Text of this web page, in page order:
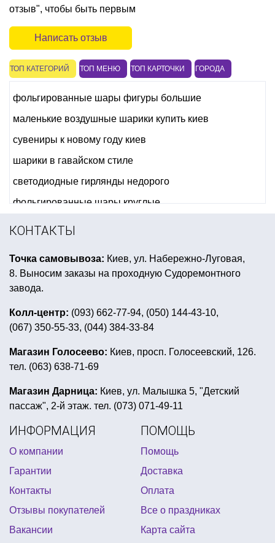
отзыв", чтобы быть первым
Написать отзыв
ТОП КАТЕГОРИЙ ТОП МЕНЮ ТОП КАРТОЧКИ ГОРОДА
фольгированные шары фигуры большие
маленькие воздушные шарики купить киев
сувениры к новому году киев
шарики в гавайском стиле
светодиодные гирлянды недорого
фольгированные шары круглые
детский день рождения фиксики
карнавальные костюм для девочки
прикольный подарок невесте на девичник
свадебный декор стола
карнавальные костюмы зверей киев
обруч ушки купить киев
сладости на хэллоуин купить
бумажные гирлянды на новый год
гелиевые шары 14 февраля
новогодние украшения к столу
хэллоуин тематика вечеринки
конфетти для воздушных шаров
реалистичные латексные маски купить
костюм индейца харьков
атрибутика на девичник
КОНТАКТЫ
Точка самовывоза: Киев, ул. Набережно-Луговая,
8. Выносим заказы на проходную Судоремонтного
завода.
Колл-центр: (093) 662-77-94, (050) 144-43-10,
(067) 350-55-33, (044) 384-33-84
Магазин Голосеево: Киев, просп. Голосеевский, 126.
тел. (063) 638-71-69
Магазин Дарница: Киев, ул. Малышка 5, "Детский
пассаж", 2-й этаж. тел. (073) 071-49-11
ИНФОРМАЦИЯ
О компании
Гарантии
Контакты
Отзывы покупателей
Вакансии
ПОМОЩЬ
Помощь
Доставка
Оплата
Все о праздниках
Карта сайта